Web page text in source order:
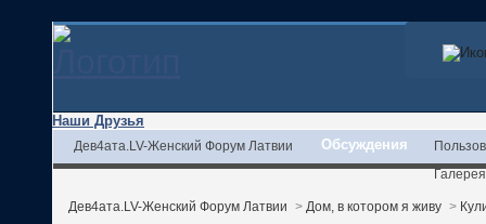
Наши Друзья
Дев4ата.LV-Женский Форум Латвии Обсуждения
Галерея
Дев4ата.LV-Женский Форум Латвии > Дом, в котором я живу >